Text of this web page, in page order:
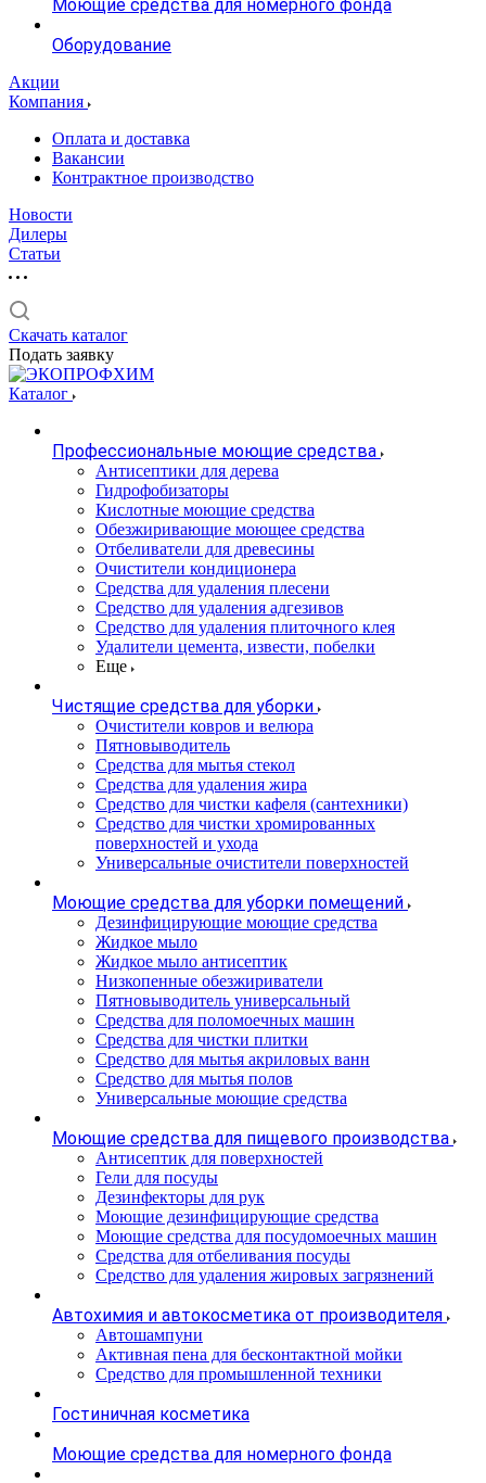
Моющие средства для номерного фонда
Оборудование
Акции
Компания
Оплата и доставка
Вакансии
Контрактное производство
Новости
Дилеры
Статьи
Скачать каталог
Подать заявку
Каталог
Профессиональные моющие средства
Антисептики для дерева
Гидрофобизаторы
Кислотные моющие средства
Обезжиривающие моющее средства
Отбеливатели для древесины
Очистители кондиционера
Средства для удаления плесени
Средство для удаления адгезивов
Средство для удаления плиточного клея
Удалители цемента, извести, побелки
Еще
Чистящие средства для уборки
Очистители ковров и велюра
Пятновыводитель
Средства для мытья стекол
Средства для удаления жира
Средство для чистки кафеля (сантехники)
Средство для чистки хромированных
поверхностей и ухода
Универсальные очистители поверхностей
Моющие средства для уборки помещений
Дезинфицирующие моющие средства
Жидкое мыло
Жидкое мыло антисептик
Низкопенные обезжириватели
Пятновыводитель универсальный
Средства для поломоечных машин
Средства для чистки плитки
Средство для мытья акриловых ванн
Средство для мытья полов
Универсальные моющие средства
Моющие средства для пищевого производства
Антисептик для поверхностей
Гели для посуды
Дезинфекторы для рук
Моющие дезинфицирующие средства
Моющие средства для посудомоечных машин
Средства для отбеливания посуды
Средство для удаления жировых загрязнений
Автохимия и автокосметика от производителя
Автошампуни
Активная пена для бесконтактной мойки
Средство для промышленной техники
Гостиничная косметика
Моющие средства для номерного фонда